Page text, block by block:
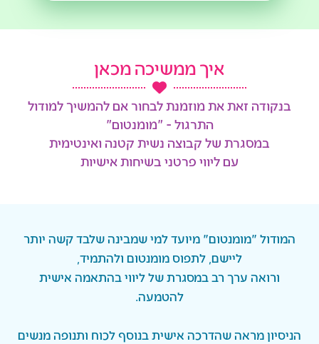
איך ממשיכה מכאן
בנקודה זאת את מוזמנת לבחור אם להמשיך למודול
התרגול - "מומנטום"
במסגרת של קבוצה נשית קטנה ואינטימית
עם ליווי פרטני בשיחות אישיות
המודול "מומנטום" מיועד למי שמבינה שלבד קשה יותר
ליישם, לתפוס מומנטום ולהתמיד,
ורואה ערך רב במסגרת של ליווי בהתאמה אישית
להטמעה.
הניסיון מראה שהדרכה אישית בנוסף לכוח ותנופה מנשים